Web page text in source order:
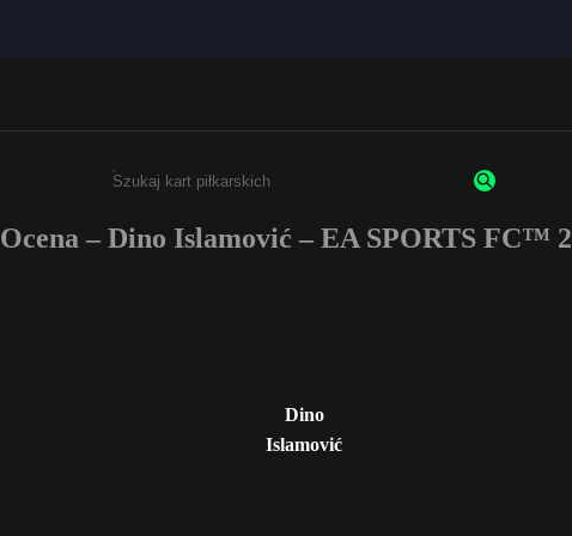
Wpisz co najmniej 3 znaki lub cyfry.
Ocena – Dino Islamović – EA SPORTS FC™
Dino
Islamović